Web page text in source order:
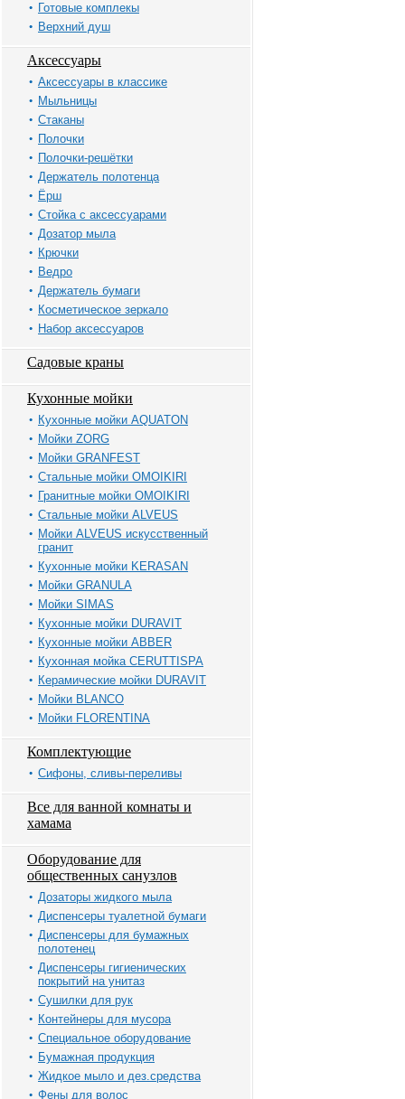
Готовые комплекы
Верхний душ
Аксессуары
Аксессуары в классике
Мыльницы
Стаканы
Полочки
Полочки-решётки
Держатель полотенца
Ёрш
Стойка с аксессуарами
Дозатор мыла
Крючки
Ведро
Держатель бумаги
Косметическое зеркало
Набор аксессуаров
Садовые краны
Кухонные мойки
Кухонные мойки AQUATON
Мойки ZORG
Мойки GRANFEST
Стальные мойки OMOIKIRI
Гранитные мойки OMOIKIRI
Стальные мойки ALVEUS
Мойки ALVEUS искусственный
гранит
Кухонные мойки KERASAN
Мойки GRANULA
Мойки SIMAS
Кухонные мойки DURAVIT
Кухонные мойки ABBER
Кухонная мойка CERUTTISPA
Керамические мойки DURAVIT
Мойки BLANCO
Мойки FLORENTINA
Комплектующие
Сифоны, сливы-переливы
Все для ванной комнаты и
хамама
Оборудование для
общественных санузлов
Дозаторы жидкого мыла
Диспенсеры туалетной бумаги
Диспенсеры для бумажных
полотенец
Диспенсеры гигиенических
покрытий на унитаз
Сушилки для рук
Контейнеры для мусора
Специальное оборудование
Бумажная продукция
Жидкое мыло и дез.средства
Фены для волос